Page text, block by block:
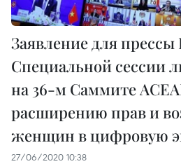
Заявление для прессы
Специальной сессии
на 36-м Саммите
расширению прав и
женщин в цифровую
27/06/2020 10:38